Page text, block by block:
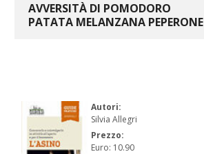
AVVERSITÀ DI POMODORO
PATATA MELANZANA PEPERONE
Autori:
Silvia Allegri
Prezzo:
Euro: 10.90